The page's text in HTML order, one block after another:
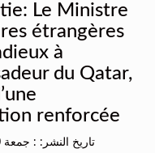
Le Ministre
étrangères
à
du Qatar,
renforcée
تاريخ النشر: : جمعة 10 أكتوبر 2025